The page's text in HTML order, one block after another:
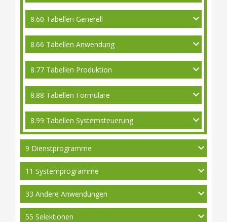
8.60 Tabellen Generell
8.66 Tabellen Anwendung
8.77 Tabellen Produktion
8.88 Tabellen Formulare
8.99 Tabellen Systemsteuerung
9 Dienstprogramme
11 Systemprogramme
33 Andere Anwendungen
55 Selektionen